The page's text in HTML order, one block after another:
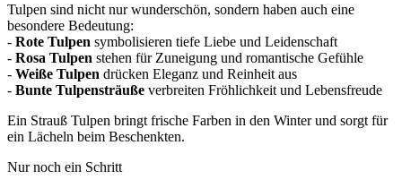
Tulpen sind nicht nur wunderschön, sondern haben auch eine
besondere Bedeutung:
- Rote Tulpen symbolisieren tiefe Liebe und Leidenschaft
- Rosa Tulpen stehen für Zuneigung und romantische Gefühle
- Weiße Tulpen drücken Eleganz und Reinheit aus
- Bunte Tulpensträuße verbreiten Fröhlichkeit und Lebensfreude
Ein Strauß Tulpen bringt frische Farben in den Winter und sorgt für
ein Lächeln beim Beschenkten.
Nur noch ein Schritt